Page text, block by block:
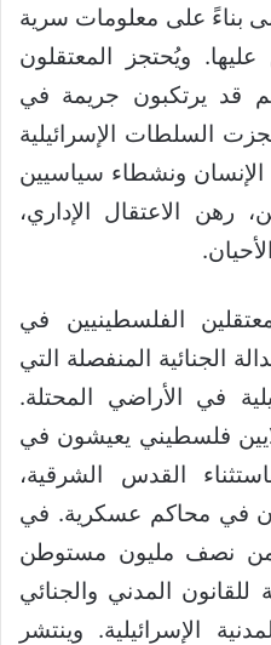
بناءً على معلومات سرية
ويُحتجز المعتقلون
قد يرتكبون جريمة في
السلطات الإسرائيلية
ونشطاء سياسيين
رهن الاعتقال الإداري،
الفلسطينيين في
الجنائية المنفصلة التي
في الأراضي المحتلة.
فلسطيني يعيشون في
القدس الشرقية،
في محاكم عسكرية. في
من نصف مليون مستوطن
للقانون المدني والجنائي
الإسرائيلية. وينتشر